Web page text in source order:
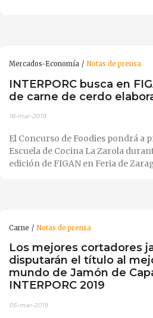
Mercados-Economía Notas de prensa
INTERPORC busca en
de carne de cerdo
18-mar-2019
El Concurso de Foodies pondrá a
Escuela de Cocina La Zarola
edición de FIGAN en Feria de
Carne Notas de prensa
Los mejores cortadores
disputarán el título al
mundo de Jamón de
INTERPORC 2019
05-mar-2019